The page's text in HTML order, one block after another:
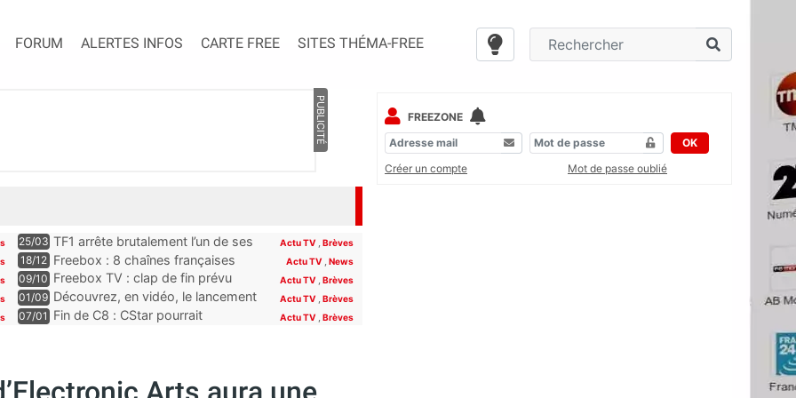
FORUM ALERTES INFOS CARTE FREE SITES THÉMA-FREE
PUBLICITÉ
25/03 TF1 arrête brutalement l’un de ses
programmes phares, les abonnés
Freebox, Livebox, Bbox et Box de
SFR découvriront son remplaçant
à la rentrée
Actu TV Brèves
18/12 Freebox : 8 chaînes françaises
seront offertes sur la Freebox dès
la fin du mois
Actu TV ,News
09/10 Freebox TV : clap de fin prévu
pour plusieurs chaînes Paramount
incluses pour les abonnés Free
Actu TV ,Brèves
01/09 Découvrez, en vidéo, le lancement
de Novo19, la nouvelle chaîne qui
Actu TV ,Brèves
07/01 Fin de C8 : CStar pourrait
Actu TV ,Brèves
FREEZONE
OK
Créer un compte
Mot de passe oublié